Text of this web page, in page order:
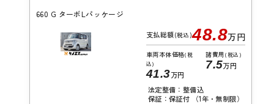
660 G ターボLパッケージ
支払総額(税込)48.8万円
車両本体価格(税
込)
41.3万円
諸費用 (税込)
7.5万円
法定整備：整備込
保証：保証付 （1年・無制限）